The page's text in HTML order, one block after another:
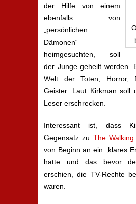
der Hilfe von einem
ebenfalls von
„persönlichen
Dämonen“
heimgesuchten, soll
der Junge geheilt werden.
Welt der Toten, Horror,
Geister. Laut Kirkman soll
Leser erschrecken.
Interessant ist, dass
Gegensatz zu The Walking
von Beginn an ein „klares
hatte und das bevor
erschien, die TV-Rechte
waren.